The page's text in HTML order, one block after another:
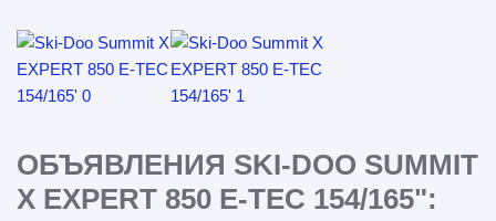
ОБЪЯВЛЕНИЯ SKI-DOO SUMMIT
X EXPERT 850 E-TEC 154/165":